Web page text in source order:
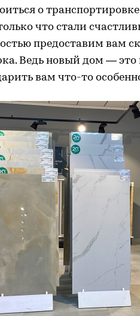
о
что стали
предоставим вам
Ведь новый дом —
вам что-то